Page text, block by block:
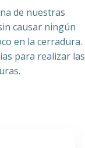
de nuestras
causar ningún
en la cerradura.
para realizar las